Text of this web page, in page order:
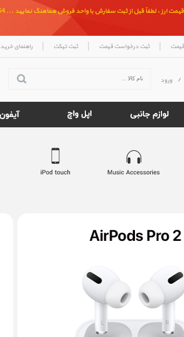
ارز ، لطفاً قبل از ثبت سفارش با واحد فروش هماهنگ نمایید ... 88924854
| ثبت درخواست قیمت | ثبت تیکت | راهنمای خرید
/ ورود